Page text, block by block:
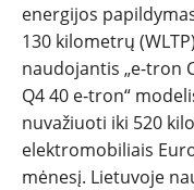
energijos
130 kilometrų
naudojantis „e-tron
Q4 40 e-tron“
nuvažiuoti iki 520
elektromobiliais
mėnesį. Lietuvoje